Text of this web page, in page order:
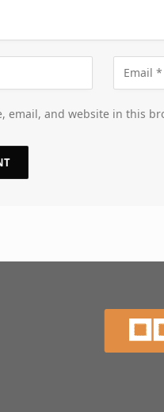
email, and website in this